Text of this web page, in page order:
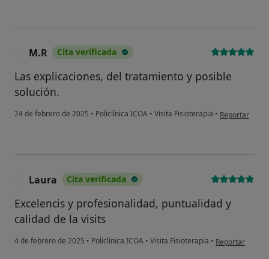
M.R Cita verificada
Las explicaciones, del tratamiento y posible
solución.
24 de febrero de 2025 • Policlínica ICOA • Visita Fisioterapia • en opinión del
Reportar
Laura Cita verificada
Excelencis y profesionalidad, puntualidad y
calidad de la visits
4 de febrero de 2025 • Policlínica ICOA • Visita Fisioterapia • en opinión del
Reportar